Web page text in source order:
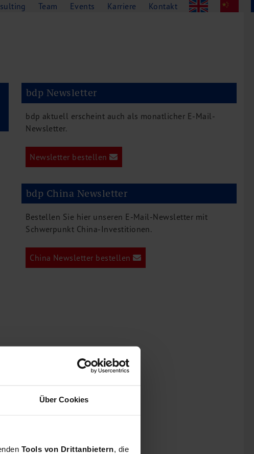
Über Cookies
Tools von Drittanbietern, die
bdp Newsletter
bdp aktuell erscheint auch als monatlicher E-Mail-
Newsletter.
Newsletter bestellen
bdp China Newsletter
Bestellen Sie hier unseren E-Mail-Newsletter mit
Schwerpunkt China-Investitionen.
China Newsletter bestellen
Team Events Karriere Kontakt